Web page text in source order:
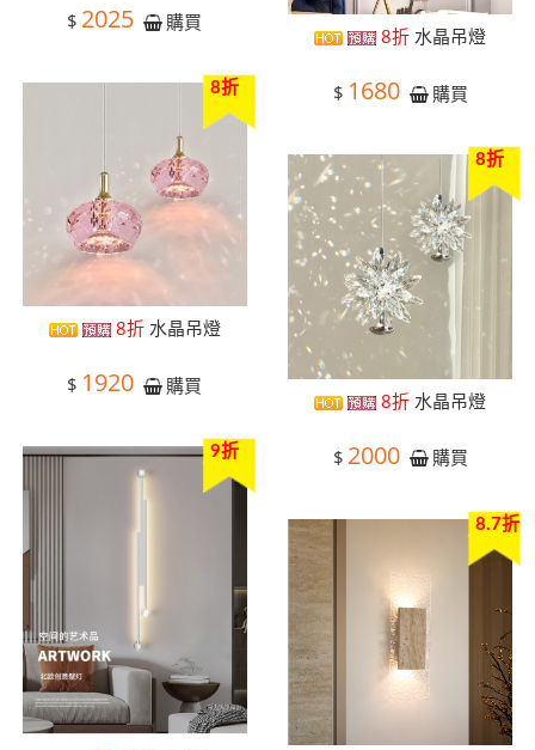
$ 2025 購買
8折 水晶吊燈
$ 1680 購買
8折
8折水晶吊燈
$ 1920 購買
8折
8折 水晶吊燈
$ 2000 購買
9折
8.7折